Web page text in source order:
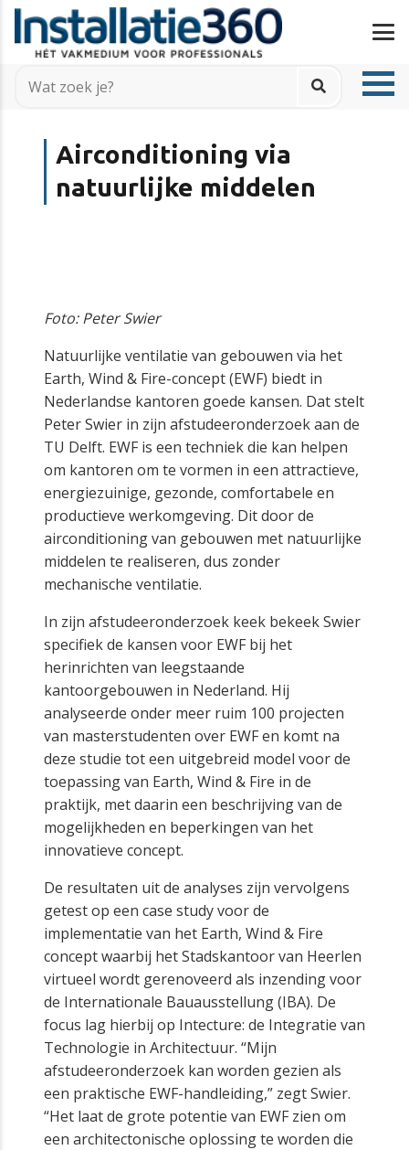
Airconditioning via
natuurlijke middelen
Foto: Peter Swier
Natuurlijke ventilatie van gebouwen via het
Earth, Wind & Fire-concept (EWF) biedt in
Nederlandse kantoren goede kansen. Dat stelt
Peter Swier in zijn afstudeeronderzoek aan de
TU Delft. EWF is een techniek die kan helpen
om kantoren om te vormen in een attractieve,
energiezuinige, gezonde, comfortabele en
productieve werkomgeving. Dit door de
airconditioning van gebouwen met natuurlijke
middelen te realiseren, dus zonder
mechanische ventilatie.
In zijn afstudeeronderzoek keek bekeek Swier
specifiek de kansen voor EWF bij het
herinrichten van leegstaande
kantoorgebouwen in Nederland. Hij
analyseerde onder meer ruim 100 projecten
van masterstudenten over EWF en komt na
deze studie tot een uitgebreid model voor de
toepassing van Earth, Wind & Fire in de
praktijk, met daarin een beschrijving van de
mogelijkheden en beperkingen van het
innovatieve concept.
De resultaten uit de analyses zijn vervolgens
getest op een case study voor de
implementatie van het Earth, Wind & Fire
concept waarbij het Stadskantoor van Heerlen
virtueel wordt gerenoveerd als inzending voor
de Internationale Bauausstellung (IBA). De
focus lag hierbij op Intecture: de Integratie van
Technologie in Architectuur. “Mijn
afstudeeronderzoek kan worden gezien als
een praktische EWF-handleiding,” zegt Swier.
“Het laat de grote potentie van EWF zien om
een architectonische oplossing te worden die